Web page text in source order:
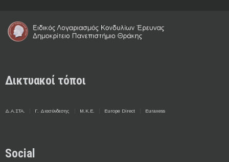
Δικτυακοί τόποι
Δ.Α.ΣΤΑ. Γ. Διασύνδεσης Μ.Κ.Ε. Europe Direct Euraxess
Social